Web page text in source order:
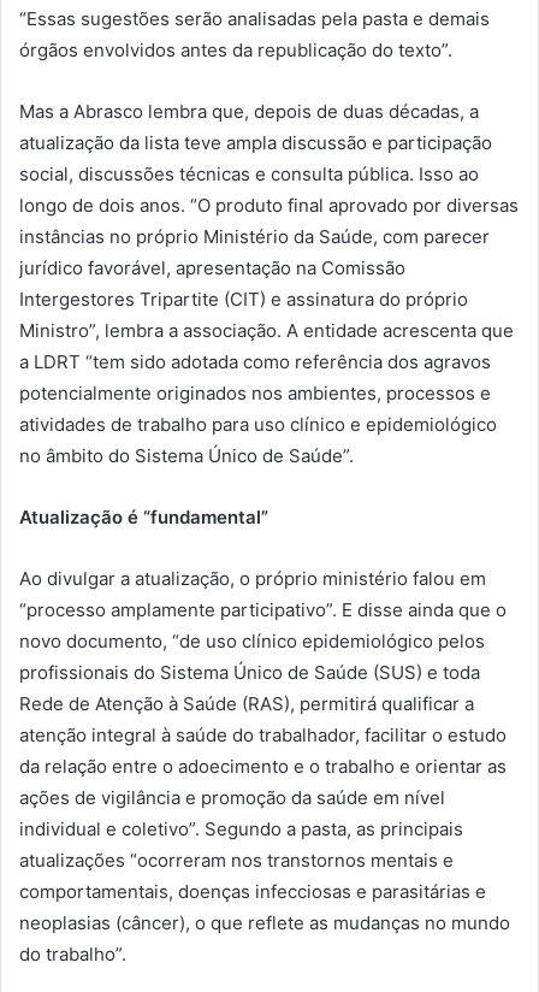
“Essas sugestões serão analisadas pela pasta e demais
órgãos envolvidos antes da republicação do texto”.
Mas a Abrasco lembra que, depois de duas décadas, a
atualização da lista teve ampla discussão e participação
social, discussões técnicas e consulta pública. Isso ao
longo de dois anos. “O produto final aprovado por diversas
instâncias no próprio Ministério da Saúde, com parecer
jurídico favorável, apresentação na Comissão
Intergestores Tripartite (CIT) e assinatura do próprio
Ministro”, lembra a associação. A entidade acrescenta que
a LDRT “tem sido adotada como referência dos agravos
potencialmente originados nos ambientes, processos e
atividades de trabalho para uso clínico e epidemiológico
no âmbito do Sistema Único de Saúde”.
Atualização é “fundamental”
Ao divulgar a atualização, o próprio ministério falou em
“processo amplamente participativo”. E disse ainda que o
novo documento, “de uso clínico epidemiológico pelos
profissionais do Sistema Único de Saúde (SUS) e toda
Rede de Atenção à Saúde (RAS), permitirá qualificar a
atenção integral à saúde do trabalhador, facilitar o estudo
da relação entre o adoecimento e o trabalho e orientar as
ações de vigilância e promoção da saúde em nível
individual e coletivo”. Segundo a pasta, as principais
atualizações “ocorreram nos transtornos mentais e
comportamentais, doenças infecciosas e parasitárias e
neoplasias (câncer), o que reflete as mudanças no mundo
do trabalho”.